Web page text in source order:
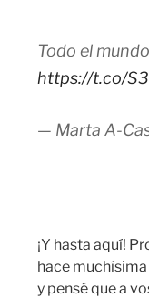
Todo el
https://t.co/
— Marta A-
¡Y hasta aquí!
hace
y pensé que a